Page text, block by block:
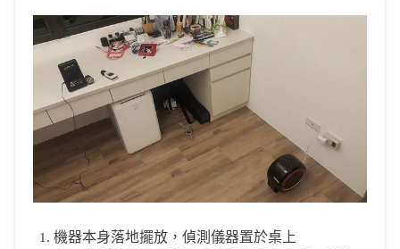
機器本身落地擺放，偵測儀器置於桌上